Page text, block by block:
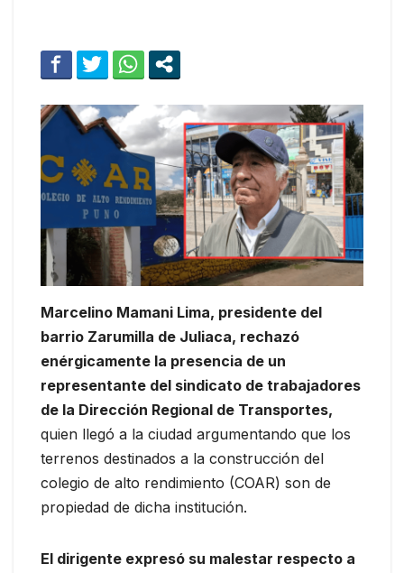
Marcelino Mamani Lima, presidente del
barrio Zarumilla de Juliaca, rechazó
enérgicamente la presencia de un
representante del sindicato de trabajadores
de la Dirección Regional de Transportes,
quien llegó a la ciudad argumentando que los
terrenos destinados a la construcción del
colegio de alto rendimiento (COAR) son de
propiedad de dicha institución.
El dirigente expresó su malestar respecto a